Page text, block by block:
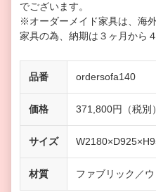
でございます。
※オーダーメイド家具は、海
家具の為、納期は３ヶ月から
品番 ordersofa140
価格 371,800円（税別）
サイズ
材質 ファブリック／